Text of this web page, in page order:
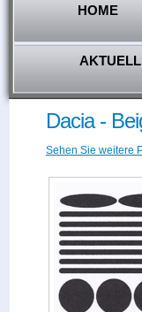
HOME
Dacia -
Sehen Sie weitere